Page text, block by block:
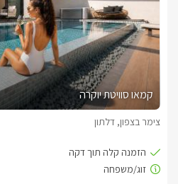
קמאו סוויטת יוקרה
צימר בצפון, דלתון